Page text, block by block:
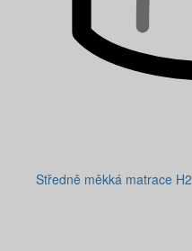
Středně měkká matrace H2